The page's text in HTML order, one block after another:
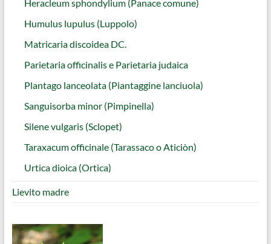
Heracleum sphondylium (Panace comune)
Humulus lupulus (Luppolo)
Matricaria discoidea DC.
Parietaria officinalis e Parietaria judaica
Plantago lanceolata (Piantaggine lanciuola)
Sanguisorba minor (Pimpinella)
Silene vulgaris (Sclopet)
Taraxacum officinale (Tarassaco o Aticiòn)
Urtica dioica (Ortica)
Lievito madre